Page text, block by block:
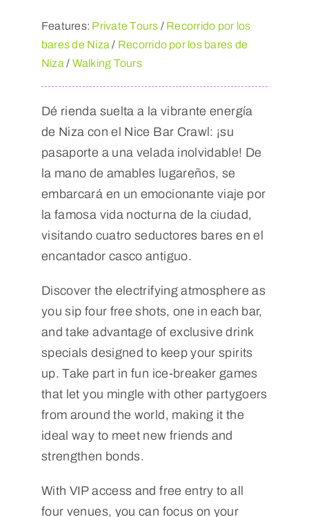
Features: Private Tours / Recorrido por los
bares de Niza / Recorrido por los bares de
Niza / Walking Tours
Dé rienda suelta a la vibrante energía
de Niza con el Nice Bar Crawl: ¡su
pasaporte a una velada inolvidable! De
la mano de amables lugareños, se
embarcará en un emocionante viaje por
la famosa vida nocturna de la ciudad,
visitando cuatro seductores bares en el
encantador casco antiguo.
Discover the electrifying atmosphere as
you sip four free shots, one in each bar,
and take advantage of exclusive drink
specials designed to keep your spirits
up. Take part in fun ice-breaker games
that let you mingle with other partygoers
from around the world, making it the
ideal way to meet new friends and
strengthen bonds.
With VIP access and free entry to all
four venues, you can focus on your